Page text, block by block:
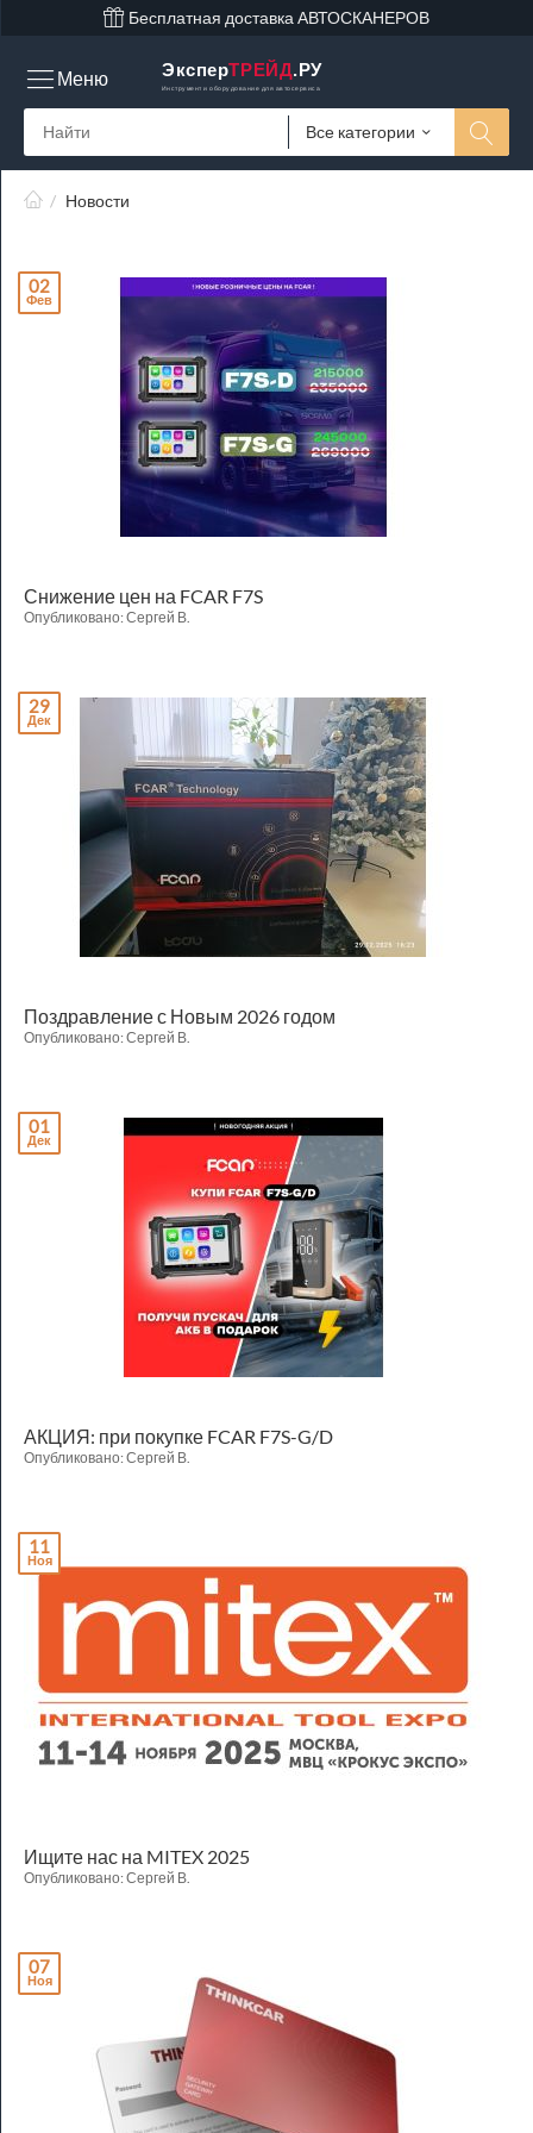
Бесплатная доставка АВТОСКАНЕРОВ
ЭксперТРЕЙД.РУ
Инструмент и оборудование для автосервиса
Все категории
Меню
/ Новости
02
Фев
Снижение цен на FCAR F7S
Опубликовано: Сергей В.
29
Дек
Поздравление с Новым 2026 годом
Опубликовано: Сергей В.
01
Дек
АКЦИЯ: при покупке FCAR F7S-G/D
Опубликовано: Сергей В.
11
Ноя
Ищите нас на MITEX 2025
Опубликовано: Сергей В.
07
Ноя